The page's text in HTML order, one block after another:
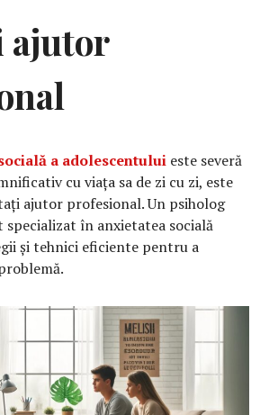
ajutor
a adolescentului este severă
cu viața sa de zi cu zi, este
ajutor profesional. Un psiholog
specializat în anxietatea socială
și tehnici eficiente pentru a